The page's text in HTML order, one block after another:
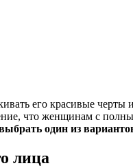
его красивые
что женщинам с
один из
лица